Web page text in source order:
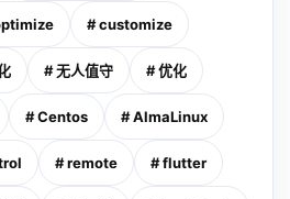
# customize
# 无人值守 # 优化
# Centos # AlmaLinux
# remote # flutter